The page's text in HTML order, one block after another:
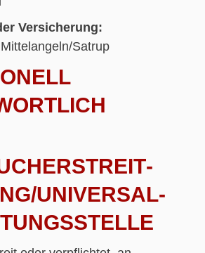
Versicherung:
Satrup
UNIVERSAL­